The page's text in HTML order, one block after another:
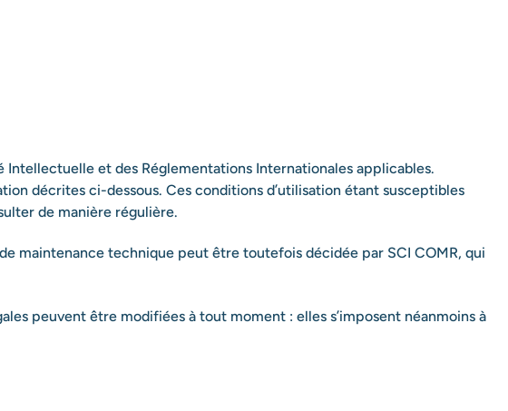
et des Réglementations Internationales applicables.
décrites ci-dessous. Ces conditions d’utilisation étant susceptibles
de manière régulière.
maintenance technique peut être toutefois décidée par SCI COMR, qui
peuvent être modifiées à tout moment : elles s’imposent néanmoins à